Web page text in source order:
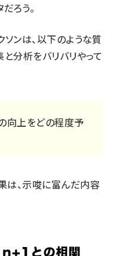
ろう。
ンは、以下のような質
分析をバリバリやって
向上をどの程度予
は、示唆に富んだ内容